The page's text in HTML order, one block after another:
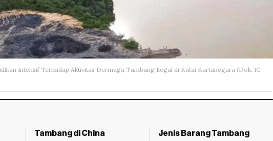
Intensif Terhadap Aktivitas Dermaga Tambang Ilegal di Kutai Kartanegara (Dok. IG
Tambang di China
Jenis Barang Tambang